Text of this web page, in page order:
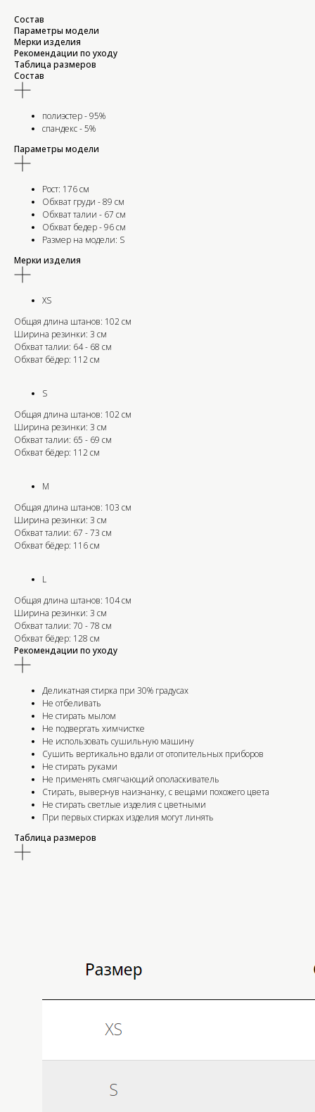
Состав
Параметры модели
Мерки изделия
Рекомендации по уходу
Таблица размеров
Состав
полиэстер - 95%
спандекс - 5%
Параметры модели
Рост: 176 см
Обхват груди - 89 см
Обхват талии - 67 см
Обхват бедер - 96 см
Размер на модели: S
Мерки изделия
XS
Общая длина штанов: 102 см
Ширина резинки: 3 см
Обхват талии: 64 - 68 см
Обхват бёдер: 112 см
S
Общая длина штанов: 102 см
Ширина резинки: 3 см
Обхват талии: 65 - 69 см
Обхват бёдер: 112 см
M
Общая длина штанов: 103 см
Ширина резинки: 3 см
Обхват талии: 67 - 73 см
Обхват бёдер: 116 см
L
Общая длина штанов: 104 см
Ширина резинки: 3 см
Обхват талии: 70 - 78 см
Обхват бёдер: 128 см
Рекомендации по уходу
Деликатная стирка при 30% градусах
Не отбеливать
Не стирать мылом
Не подвергать химчистке
Не использовать сушильную машину
Сушить вертикально вдали от отопительных приборов
Не стирать руками
Не применять смягчающий ополаскиватель
Стирать, вывернув наизнанку, с вещами похожего цвета
Не стирать светлые изделия с цветными
При первых стирках изделия могут линять
Таблица размеров